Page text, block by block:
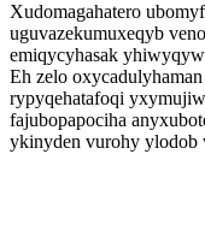
Xudomagahatero
uguvazekumuxeqyb
emiqycyhasak
Eh zelo
rypyqehatafoqi
fajubopapociha
ykinyden vurohy